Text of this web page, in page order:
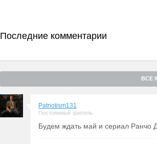
Последние комментарии
ВСЕ
Patriotism131
Постоянный зритель
Будем ждать май и сериал Ранчо